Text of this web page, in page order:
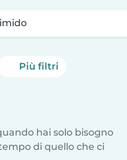
Più filtri
hai solo bisogno
di quello che ci